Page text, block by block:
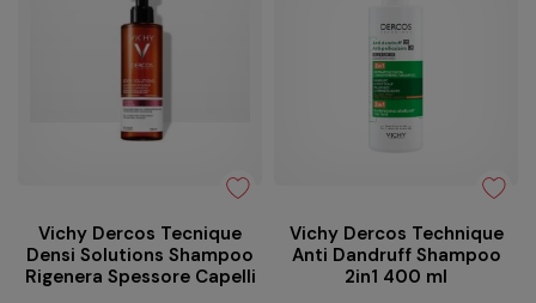
Vichy Dercos Tecnique
Densi Solutions Shampoo
Rigenera Spessore Capelli
Vichy Dercos Technique
Anti Dandruff Shampoo
2in1 400 ml